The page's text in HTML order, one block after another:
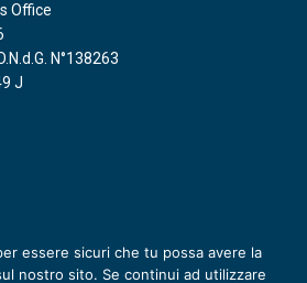
Office
N°138263
J
essere sicuri che tu possa avere la
nostro sito. Se continui ad utilizzare